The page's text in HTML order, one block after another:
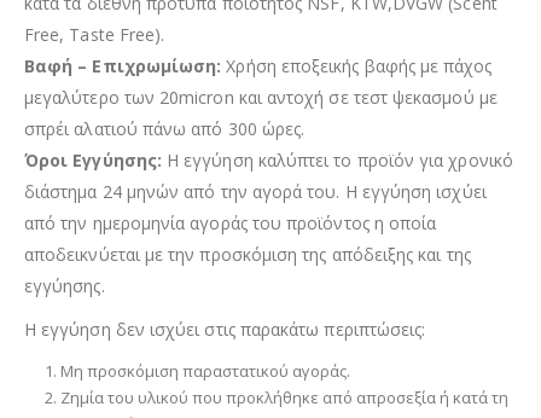
Free, Taste Free).
Βαφή – Επιχρωμίωση: Χρήση εποξεικής βαφής με πάχος
μεγαλύτερο των 20micron και αντοχή σε τεστ ψεκασμού με
σπρέι αλατιού πάνω από 300 ώρες.
Όροι Εγγύησης: Η εγγύηση καλύπτει το προϊόν για χρονικό
διάστημα 24 μηνών από την αγορά του. Η εγγύηση ισχύει
από την ημερομηνία αγοράς του προϊόντος η οποία
αποδεικνύεται με την προσκόμιση της απόδειξης και της
εγγύησης.
Η εγγύηση δεν ισχύει στις παρακάτω περιπτώσεις:
Μη προσκόμιση παραστατικού αγοράς.
Ζημία του υλικού που προκλήθηκε από απροσεξία ή κατά τη